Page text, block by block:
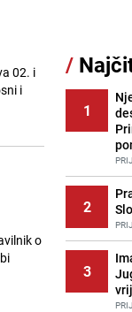
02. i
i
o
/
1
2
3